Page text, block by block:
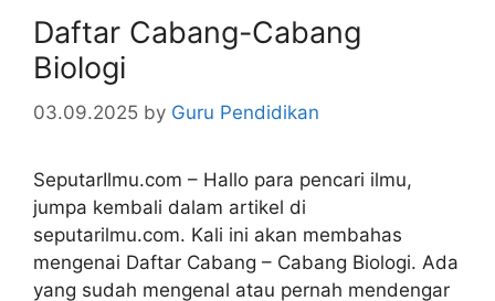
Daftar Cabang-Cabang
Biologi
03.09.2025 by Guru Pendidikan
SeputarIlmu.com – Hallo para pencari ilmu,
jumpa kembali dalam artikel di
seputarilmu.com. Kali ini akan membahas
mengenai Daftar Cabang – Cabang Biologi. Ada
yang sudah mengenal atau pernah mendengar